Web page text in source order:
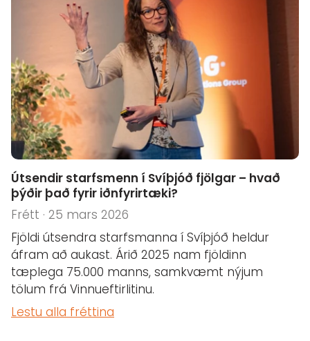
Útsendir starfsmenn í Svíþjóð fjölgar – hvað
þýðir það fyrir iðnfyrirtæki?
Frétt · 25 mars 2026
Fjöldi útsendra starfsmanna í Svíþjóð heldur
áfram að aukast. Árið 2025 nam fjöldinn
tæplega 75.000 manns, samkvæmt nýjum
tölum frá Vinnueftirlitinu.
Lestu alla fréttina